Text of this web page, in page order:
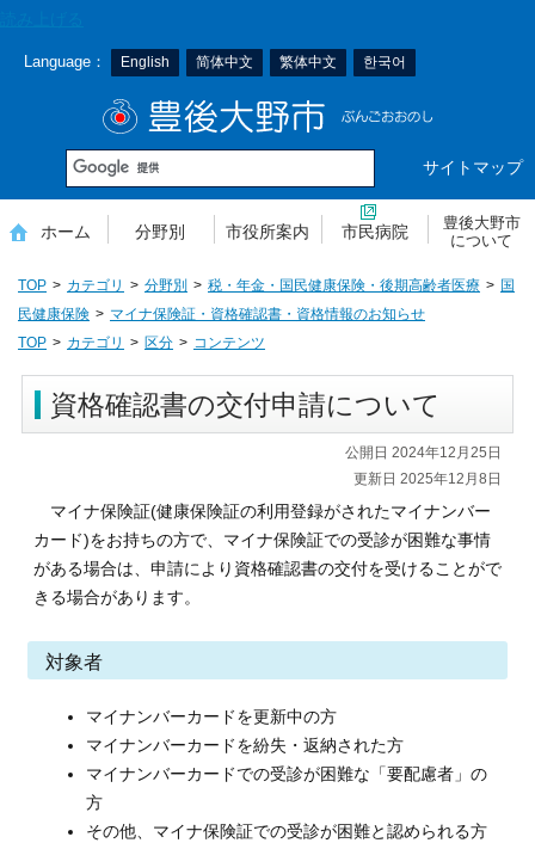
Language： English 简体中文 繁体中文 한국어
サイトマップ
ホーム 分野別 市役所案内 市民病院
豊後大野市
について
TOP カテゴリ 分野別 税・年金・国民健康保険・後期高齢者医療
国
民健康保険
マイナ保険証・資格確認書・資格情報のお知らせ
TOP
カテゴリ 区分 コンテンツ
資格確認書の交付申請について
公開日 2024年12月25日
更新日 2025年12月8日
マイナ保険証(健康保険証の利用登録がされたマイナンバー
カード)をお持ちの方で、マイナ保険証での受診が困難な事情
がある場合は、申請により資格確認書の交付を受けることがで
きる場合があります。
対象者
マイナンバーカードを更新中の方
マイナンバーカードを紛失・返納された方
マイナンバーカードでの受診が困難な「要配慮者」の
方
その他、マイナ保険証での受診が困難と認められる方